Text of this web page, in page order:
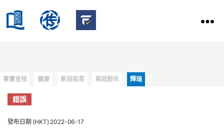
HKBU
of
Communication
Categories
事實查核 健康 新冠疫苗 新冠肺炎 輝瑞
錯誤
發布日期 (HKT) 2022-06-17